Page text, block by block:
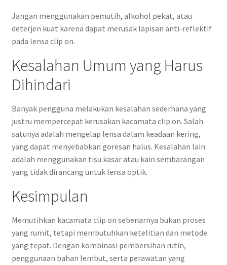
Jangan menggunakan pemutih, alkohol pekat, atau
deterjen kuat karena dapat merusak lapisan anti-reflektif
pada lensa clip on.
Kesalahan Umum yang Harus
Dihindari
Banyak pengguna melakukan kesalahan sederhana yang
justru mempercepat kerusakan kacamata clip on. Salah
satunya adalah mengelap lensa dalam keadaan kering,
yang dapat menyebabkan goresan halus. Kesalahan lain
adalah menggunakan tisu kasar atau kain sembarangan
yang tidak dirancang untuk lensa optik.
Kesimpulan
Memutihkan kacamata clip on sebenarnya bukan proses
yang rumit, tetapi membutuhkan ketelitian dan metode
yang tepat. Dengan kombinasi pembersihan rutin,
penggunaan bahan lembut, serta perawatan yang